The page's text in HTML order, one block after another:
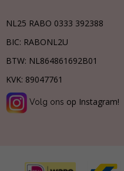
NL25 RABO 0333 392388
BIC: RABONL2U
BTW: NL864861692B01
KVK: 89047761
Volg ons op Instagram!